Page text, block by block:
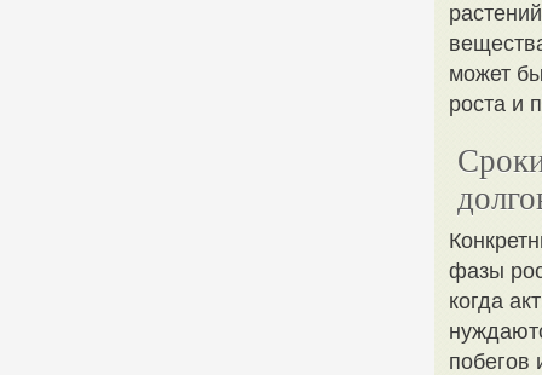
может
роста и
фазы
когда
побегов